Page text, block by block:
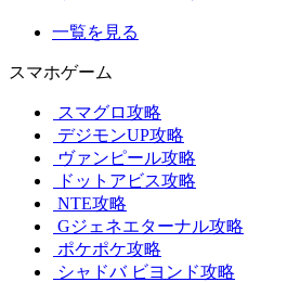
一覧を見る
スマホゲーム
スマグロ攻略
デジモンUP攻略
ヴァンピール攻略
ドットアビス攻略
NTE攻略
Gジェネエターナル攻略
ポケポケ攻略
シャドバ ビヨンド攻略